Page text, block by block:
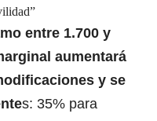
entre 1.700 y
aumentará
y se
s: 35% para